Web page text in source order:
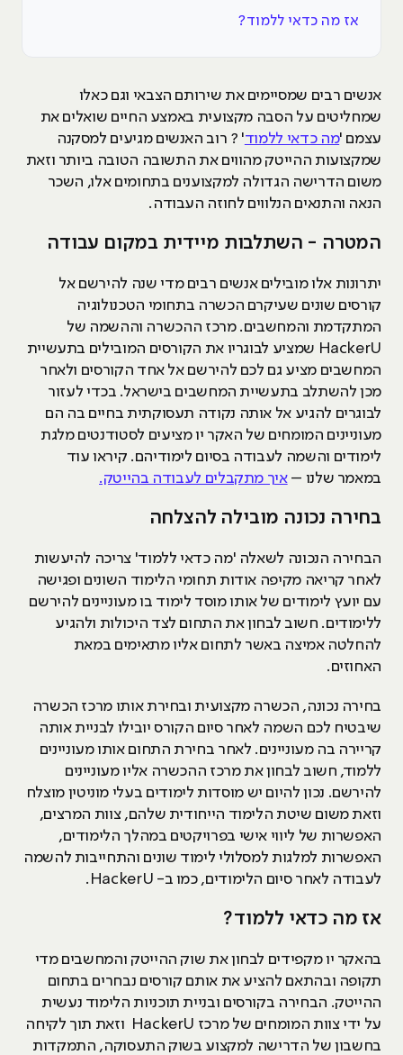
אז מה כדאי ללמוד?
אנשים רבים שמסיימים את שירותם הצבאי וגם כאלו
שמחליטים על הסבה מקצועית באמצע החיים שואלים את
עצמם 'מה כדאי ללמוד' ? רוב האנשים מגיעים למסקנה
שמקצועות ההייטק מהווים את התשובה הטובה ביותר וזאת
משום הדרישה הגדולה למקצוענים בתחומים אלו, השכר
הנאה והתנאים הנלווים לחוזה העבודה.
המטרה - השתלבות מיידית במקום עבודה
יתרונות אלו מובילים אנשים רבים מדי שנה להירשם אל
קורסים שונים שעיקרם הכשרה בתחומי הטכנולוגיה
המתקדמת והמחשבים. מרכז ההכשרה וההשמה של
HackerU שמציע לבוגריו את הקורסים המובילים בתעשיית
המחשבים מציע גם לכם להירשם אל אחד הקורסים ולאחר
מכן להשתלב בתעשיית המחשבים בישראל. בכדי לעזור
לבוגרים להגיע אל אותה נקודה תעסוקתית בחיים בה הם
מעוניינים המומחים של האקר יו מציעים לסטודנטים מלגת
לימודים והשמה לעבודה בסיום לימודיהם. קיראו עוד
במאמר שלנו –איך מתקבלים לעבודה בהייטק.
בחירה נכונה מובילה להצלחה
הבחירה הנכונה לשאלה 'מה כדאי ללמוד' צריכה להיעשות
לאחר קריאה מקיפה אודות תחומי הלימוד השונים ופגישה
עם יועץ לימודים של אותו מוסד לימוד בו מעוניינים להירשם
ללימודים. חשוב לבחון את התחום לצד היכולות ולהגיע
להחלטה אמיצה באשר לתחום אליו מתאימים במאת
האחוזים.
בחירה נכונה, הכשרה מקצועית ובחירת אותו מרכז הכשרה
שיבטיח לכם השמה לאחר סיום הקורס יובילו לבניית אותה
קריירה בה מעוניינים. לאחר בחירת התחום אותו מעוניינים
ללמוד, חשוב לבחון את מרכז ההכשרה אליו מעוניינים
להירשם. נכון להיום יש מוסדות לימודים בעלי מוניטין מוצלח
וזאת משום שיטת הלימוד הייחודית שלהם, צוות המרצים,
האפשרות של ליווי אישי בפרויקטים במהלך הלימודים,
האפשרות למלגות למסלולי לימוד שונים והתחייבות להשמה
לעבודה לאחר סיום הלימודים, כמו ב- HackerU.
אז מה כדאי ללמוד?
בהאקר יו מקפידים לבחון את שוק ההייטק והמחשבים מדי
תקופה ובהתאם להציע את אותם קורסים נבחרים בתחום
ההייטק. הבחירה בקורסים ובניית תוכניות הלימוד נעשית
על ידי צוות המומחים של מרכז HackerU וזאת תוך לקיחה
בחשבון של הדרישה למקצוע בשוק התעסוקה, התמקדות